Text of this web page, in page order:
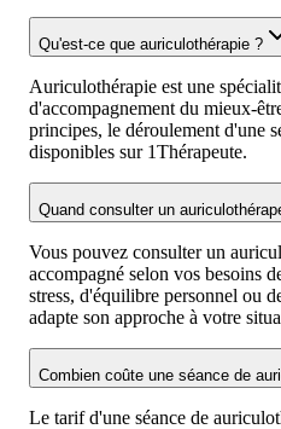
Qu'est-ce que auriculothérapie ?
Auriculothérapie est une
d'accompagnement du mieux-
principes, le déroulement d'une
disponibles sur 1Thérapeute.
Quand consulter un
Vous pouvez consulter un
accompagné selon vos besoins
stress, d'équilibre personnel ou
adapte son approche à votre
Combien coûte une séance de
Le tarif d'une séance de